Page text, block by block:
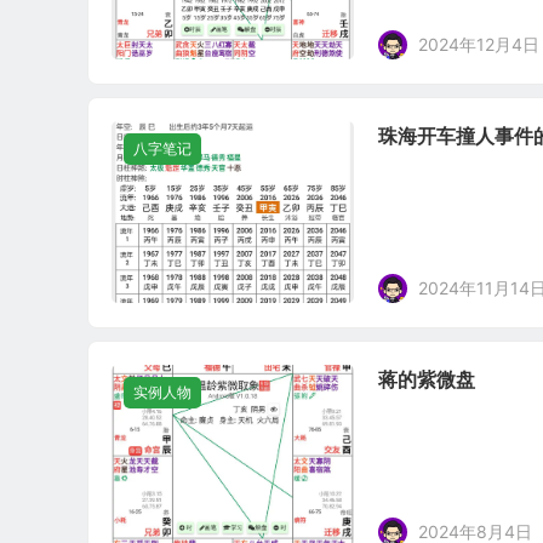
2024年12月4日
八字笔记
珠海开车撞人事件
2024年11月14日
实例人物
蒋的紫微盘
2024年8月4日